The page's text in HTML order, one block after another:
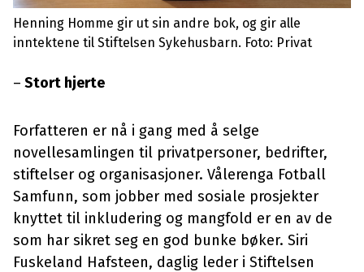
Henning Homme gir ut sin andre bok, og gir alle
inntektene til Stiftelsen Sykehusbarn. Foto: Privat
– Stort hjerte
Forfatteren er nå i gang med å selge
novellesamlingen til privatpersoner, bedrifter,
stiftelser og organisasjoner. Vålerenga Fotball
Samfunn, som jobber med sosiale prosjekter
knyttet til inkludering og mangfold er en av de
som har sikret seg en god bunke bøker. Siri
Fuskeland Hafsteen, daglig leder i Stiftelsen